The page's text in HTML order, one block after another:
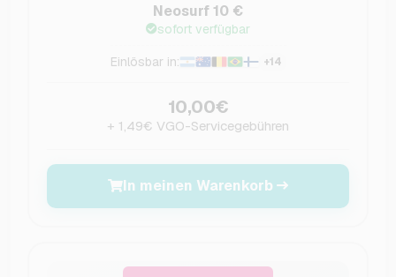
Neosurf 10 €
sofort verfügbar
Einlösbar in: +14
10,00€
+ 1,49€ VGO-Servicegebühren
In meinen Warenkorb